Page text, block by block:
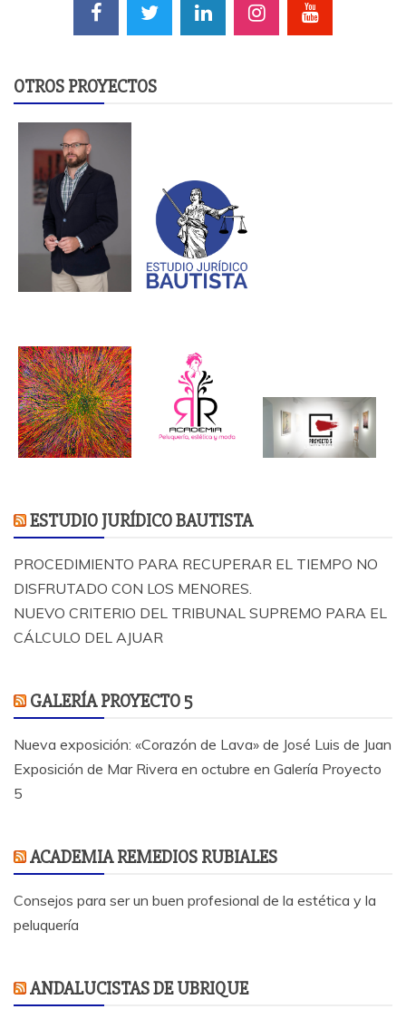
OTROS PROYECTOS
ESTUDIO JURÍDICO BAUTISTA
PROCEDIMIENTO PARA RECUPERAR EL TIEMPO NO
DISFRUTADO CON LOS MENORES.
NUEVO CRITERIO DEL TRIBUNAL SUPREMO PARA EL
CÁLCULO DEL AJUAR
GALERÍA PROYECTO 5
Nueva exposición: «Corazón de Lava» de José Luis de Juan
Exposición de Mar Rivera en octubre en Galería Proyecto
5
ACADEMIA REMEDIOS RUBIALES
Consejos para ser un buen profesional de la estética y la
peluquería
ANDALUCISTAS DE UBRIQUE